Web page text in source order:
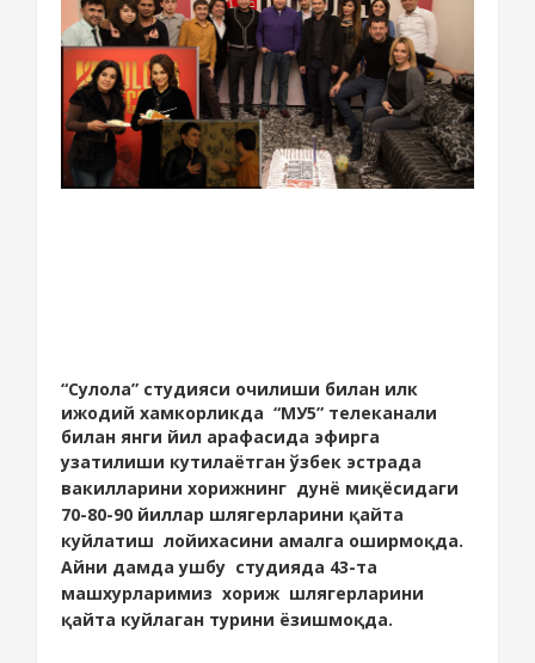
“Сулола” студияси очилиши билан илк
ижодий хамкорликда “МУ5” телеканали
билан янги йил арафасида эфирга
узатилиши кутилаётганўзбек эстрада
вакилларини хорижнинг дунё миқёсидаги
70-80-90 йиллар шлягерларини қайта
куйлатиш лойихасини амалга оширмоқда.
Айни дамда ушбу студияда 43-та
машхурларимиз хориж шлягерларини
қайта куйлаган турини ёзишмоқда.